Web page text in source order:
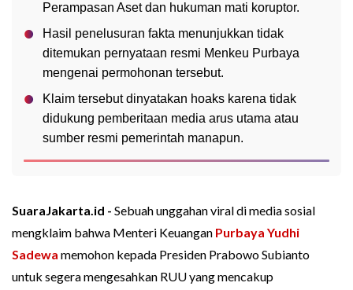
Perampasan Aset dan hukuman mati koruptor.
Hasil penelusuran fakta menunjukkan tidak
ditemukan pernyataan resmi Menkeu Purbaya
mengenai permohonan tersebut.
Klaim tersebut dinyatakan hoaks karena tidak
didukung pemberitaan media arus utama atau
sumber resmi pemerintah manapun.
SuaraJakarta.id - Sebuah unggahan viral di media sosial
mengklaim bahwa Menteri Keuangan Purbaya Yudhi
Sadewa memohon kepada Presiden Prabowo Subianto
untuk segera mengesahkan RUU yang mencakup